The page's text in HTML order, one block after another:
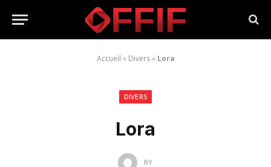
Accueil » Divers» Lora
DIVERS
Lora
BY